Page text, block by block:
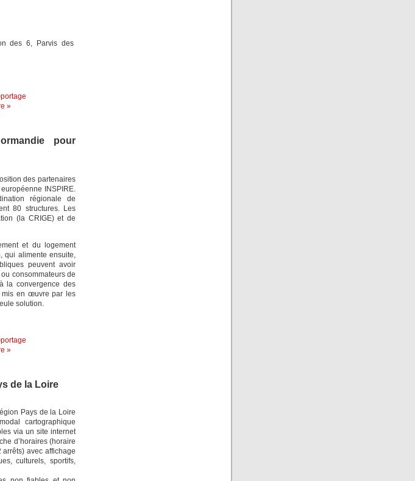
des 6, Parvis des
»
pour
des partenaires
INSPIRE.
régionale de
80 structures. Les
(la CRIGE) et de
et du logement
qui alimente ensuite,
peuvent avoir
consommateurs de
la convergence des
mis en œuvre par les
solution.
»
de la Loire
Pays de la Loire
cartographique
via un site internet
d’horaires (horaire
avec affichage
culturels, sportifs,